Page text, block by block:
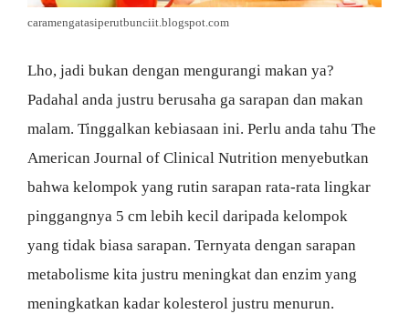
caramengatasiperutbunciit.blogspot.com
Lho, jadi bukan dengan mengurangi makan ya?
Padahal anda justru berusaha ga sarapan dan makan
malam. Tinggalkan kebiasaan ini. Perlu anda tahu The
American Journal of Clinical Nutrition menyebutkan
bahwa kelompok yang rutin sarapan rata-rata lingkar
pinggangnya 5 cm lebih kecil daripada kelompok
yang tidak biasa sarapan. Ternyata dengan sarapan
metabolisme kita justru meningkat dan enzim yang
meningkatkan kadar kolesterol justru menurun.